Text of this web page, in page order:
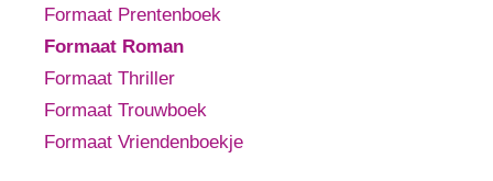
Formaat Prentenboek
Formaat Roman
Formaat Thriller
Formaat Trouwboek
Formaat Vriendenboekje